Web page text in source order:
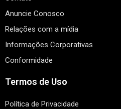
Anuncie Conosco
Relações com a mídia
Informações Corporativas
Conformidade
Termos de Uso
Política de Privacidade